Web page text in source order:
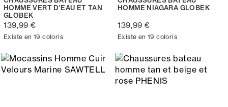
HOMME VERT D'EAU ET TAN
GLOBEK
139,99 €
Existe en 19 coloris
HOMME NIAGARA GLOBEK
139,99 €
Existe en 19 coloris